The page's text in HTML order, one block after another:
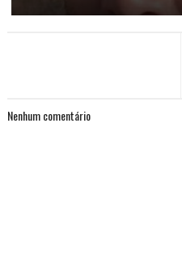
Nenhum comentário